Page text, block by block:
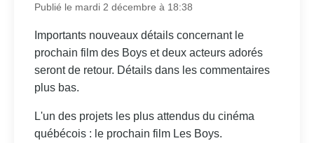
Publié le mardi 2 décembre à 18:38
Importants nouveaux détails concernant le
prochain film des Boys et deux acteurs adorés
seront de retour. Détails dans les commentaires
plus bas.
L'un des projets les plus attendus du cinéma
québécois : le prochain film Les Boys.